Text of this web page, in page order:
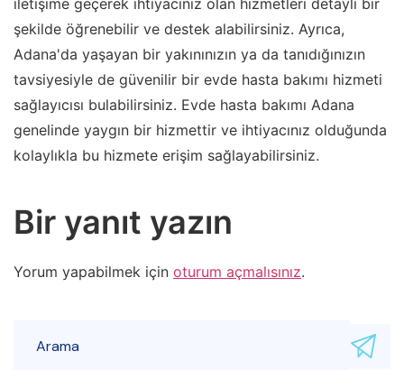
şekilde öğrenebilir ve destek alabilirsiniz. Ayrıca,
Adana'da yaşayan bir yakınınızın ya da tanıdığınızın
tavsiyesiyle de güvenilir bir evde hasta bakımı hizmeti
sağlayıcısı bulabilirsiniz. Evde hasta bakımı Adana
genelinde yaygın bir hizmettir ve ihtiyacınız olduğunda
kolaylıkla bu hizmete erişim sağlayabilirsiniz.
Bir yanıt yazın
Yorum yapabilmek için oturum açmalısınız.